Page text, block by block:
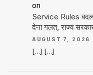
on
Service Rules
देना गलत, राज्य
AUGUST 7, 2026
[…] […]